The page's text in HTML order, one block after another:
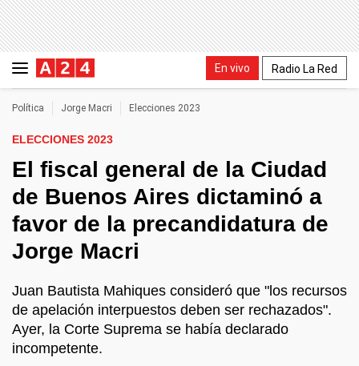
En vivo Radio La Red
Política Jorge Macri Elecciones 2023
ELECCIONES 2023
El fiscal general de la Ciudad
de Buenos Aires dictaminó a
favor de la precandidatura de
Jorge Macri
Juan Bautista Mahiques consideró que "los recursos
de apelación interpuestos deben ser rechazados".
Ayer, la Corte Suprema se había declarado
incompetente.